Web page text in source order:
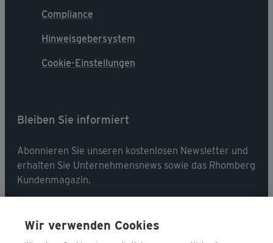
Compliance
Hinweisgebersystem
Cookie-Einstellungen
Bleiben Sie informiert
Abonnieren Sie unseren kostenlosen Newsletter und
erhalten Sie Unternehmensnews sowie das Rhomberg
Kundenmagazin.
Jetzt abonnieren
Wir verwenden Cookies